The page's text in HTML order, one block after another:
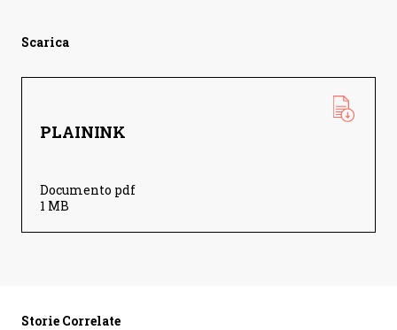
Scarica
PLAININK
Documento pdf
1 MB
Storie Correlate